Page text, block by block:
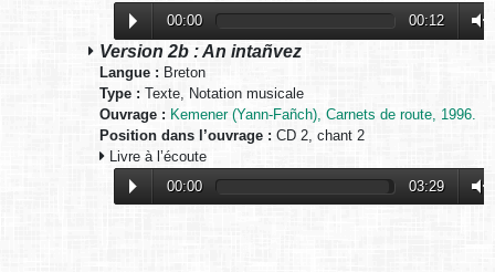
00:00
00:12
Version 2b : An intañvez
Langue : Breton
Type : Texte, Notation musicale
Ouvrage : Kemener (Yann-Fañch), Carnets de route, 1996.
Position dans l’ouvrage : CD 2, chant 2
Livre à l’écoute
00:00
03:29